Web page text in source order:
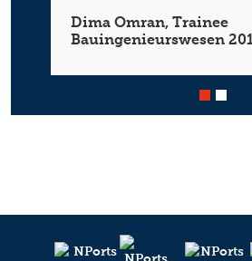
Dima Omran, Trainee
Bauingenieurswesen